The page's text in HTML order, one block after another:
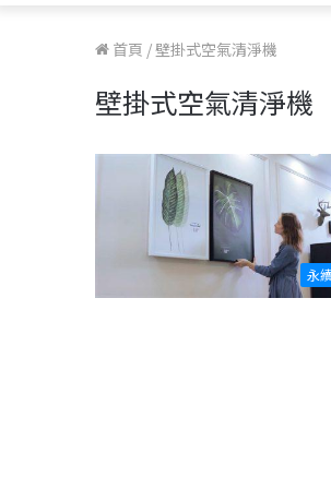
首頁 /壁掛式空氣清淨機
壁掛式空氣清淨機
永